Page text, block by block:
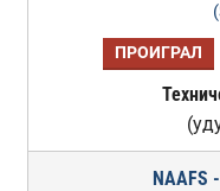
ПРОИГРАЛ
NAAFS